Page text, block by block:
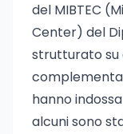
del MIBTEC
Center) del
strutturato su
hanno
alcuni sono